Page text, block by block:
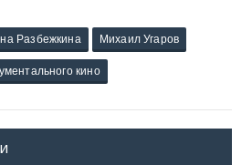
Разбежкина Михаил Угаров
кино